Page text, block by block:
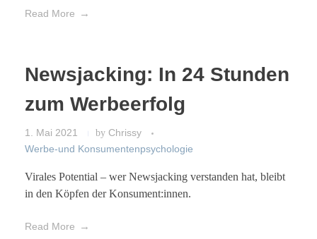
Read More
Newsjacking: In 24 Stunden
zum Werbeerfolg
1. Mai 2021 by Chrissy
Werbe-und Konsumentenpsychologie
Virales Potential – wer Newsjacking verstanden hat, bleibt
in den Köpfen der Konsument:innen.
Read More